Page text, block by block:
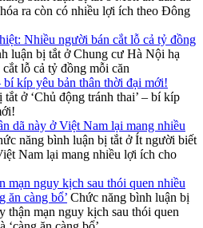
ra còn có nhiều lợi ích theo Đông
Nhiều người bán cắt lỗ cả tỷ đồng
luận bị tắt ở Chung cư Hà Nội hạ
lỗ cả tỷ đồng mỗi căn
bí kíp yêu bản thân thời đại mới!
tắt ở ‘Chủ động tránh thai’ – bí kíp
dã này ở Việt Nam lại mang nhiều
năng bình luận bị tắt ở Ít người biết
Nam lại mang nhiều lợi ích cho
mạn nguy kịch sau thói quen nhiều
ăn càng bổ’ Chức năng bình luận bị
thận mạn nguy kịch sau thói quen